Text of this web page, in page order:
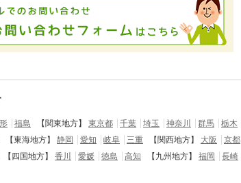
福島 【関東地方】 東京都 千葉 埼玉 神奈川 群馬 栃木
【東海地方】 静岡 愛知 岐阜 三重 【関西地方】 大阪 京都
【四国地方】 香川 愛媛 徳島 高知 【九州地方】 福岡 長崎